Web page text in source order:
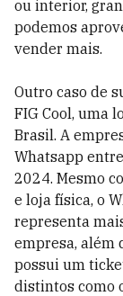
ou interior,
podemos
vender mais.
Outro caso de
FIG Cool, uma
Brasil. A
Whatsapp
2024. Mesmo
e loja física, o
representa
empresa, além
possui um
distintos como